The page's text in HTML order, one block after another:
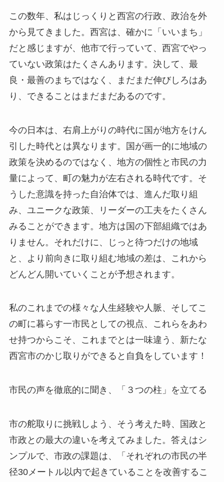
この数年、私はじっくりと西宮の行政、政治を外
から見てきました。西宮は、確かに「いいまち」
だと感じますが、他市で行っていて、西宮でやっ
ていない政策はたくさんあります。決して、最
良・最善のまちではなく、まだまだ伸びしろはあ
り、できることはまだまだあるのです。
今の日本は、右肩上がりの時代に国が地方をけん
引した時代とは異なります。国が画一的に地域の
政策を決めるのではなく、地方の個性と市民の力
量によって、町の魅力が左右される時代です。そ
うした意識を持った自治体では、進んだ取り組
み、ユニークな政策、リーダーの工夫をたくさん
みることができます。地方は国の下部組織ではあ
りません。それだけに、じっと待つだけの地域
と、より前向きに取り組む地域の差は、これから
どんどん開いていくことが予想されます。
私のこれまでの様々な人生経験や人脈、そしてこ
の町に暮らす一市民としての視点、これらをあわ
せ持つからこそ、これまでとは一味違う、新たな
西宮市のかじ取りができると自負をしています！
市民の声を徹底的に聞き、「３つの柱」を立てる
市の舵取りに挑戦しよう、そう考えた時、国政と
市政との最大の違いを考えてみました。答えはシ
ンプルで、市政の課題は、「それぞれの市民の半
径30メートル以内で起きていることを改善するこ